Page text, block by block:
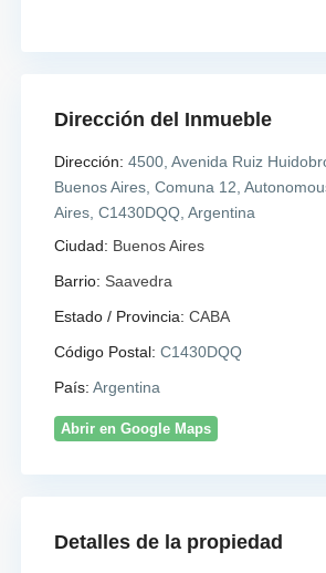
Dirección del Inmueble
Dirección: 4500, Avenida Ruiz
Buenos Aires, Comuna 12,
Aires, C1430DQQ, Argentina
Ciudad: Buenos Aires
Barrio: Saavedra
Estado / Provincia: CABA
Código Postal: C1430DQQ
País: Argentina
Abrir en Google Maps
Detalles de la propiedad